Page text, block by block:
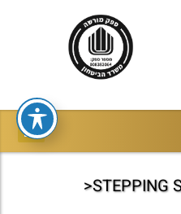
STEPPING